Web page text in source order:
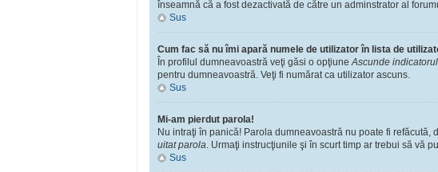
înseamnă că a fost dezactivată de către un adminstrator al
Sus
Cum fac să nu îmi apară numele de utilizator în lista de
În profilul dumneavoastră veţi găsi o opţiuneAscunde
pentru dumneavoastră. Veţi fi numărat ca utilizator ascuns.
Sus
Mi-am pierdut parola!
Nu intraţi în panică! Parola dumneavoastră nu poate fi
uitat parola. Urmaţi instrucţiunile şi în scurt timp ar trebui să vă
Sus